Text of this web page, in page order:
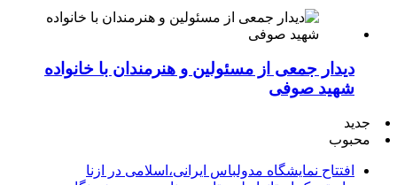
دیدار جمعی از مسئولین و هنرمندان با خانواده
شهید صوفی
جدید
محبوب
افتتاح نمایشگاه مدولباس ایرانی،اسلامی در ازنا